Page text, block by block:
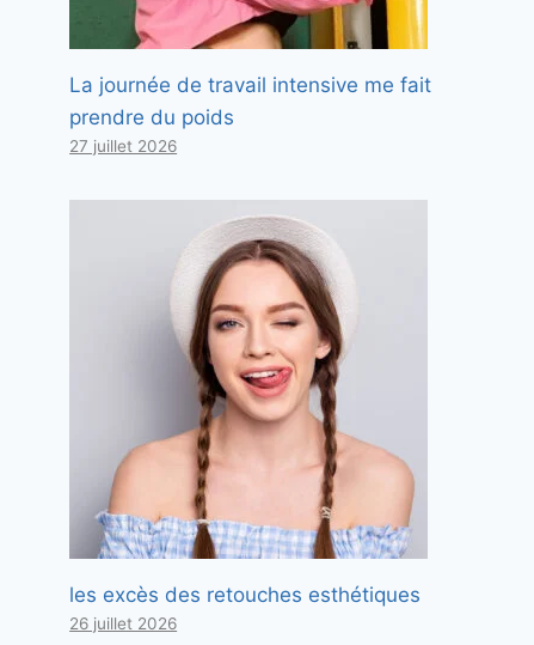
La journée de travail intensive me fait
prendre du poids
27 juillet 2026
les excès des retouches esthétiques
26 juillet 2026